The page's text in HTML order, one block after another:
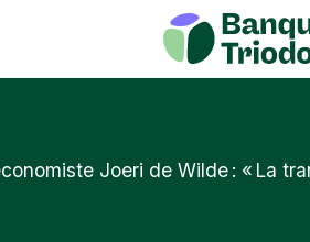
Joeri de Wilde : « La